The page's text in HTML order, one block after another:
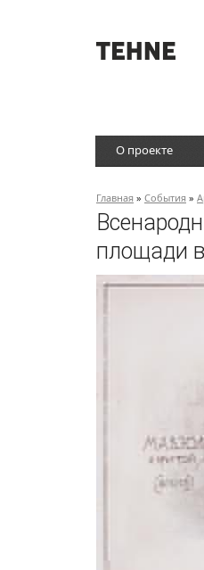
О проекте
Главная » События »
площади